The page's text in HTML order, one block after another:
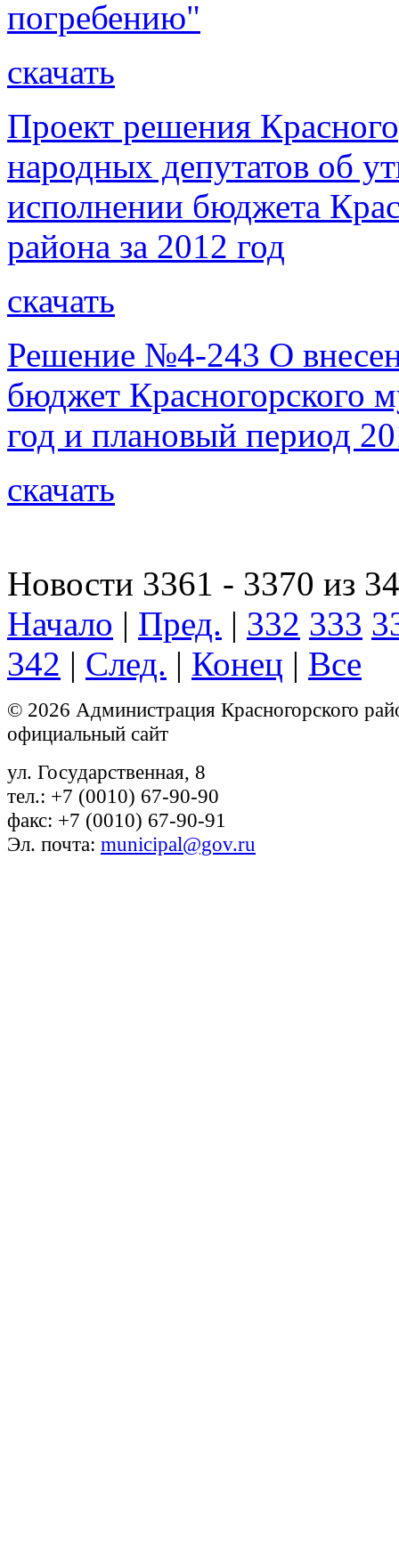
погребению"
скачать
Проект решения
народных депутатов об
исполнении бюджета
района за 2012 год
скачать
Решение №4-243 О
бюджет Красногорского
год и плановый период
скачать
Новости 3361 - 3370 из
Начало | Пред. | 332 333
342 | След. | Конец | Все
© 2026 Администрация Красногорского
официальный сайт
ул. Государственная, 8
тел.: +7 (0010) 67-90-90
факс: +7 (0010) 67-90-91
Эл. почта: municipal@gov.ru